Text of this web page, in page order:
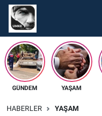
GÜNDEM YAŞAM
HABERLER YAŞAM
Gündem
Ekonomi
Spor
Nöbetçi Eczaneler
Hava Durumu
Namaz Vakitleri